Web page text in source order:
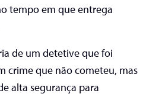
tempo em que entrega
de um detetive que foi
crime que não cometeu, mas
alta segurança para